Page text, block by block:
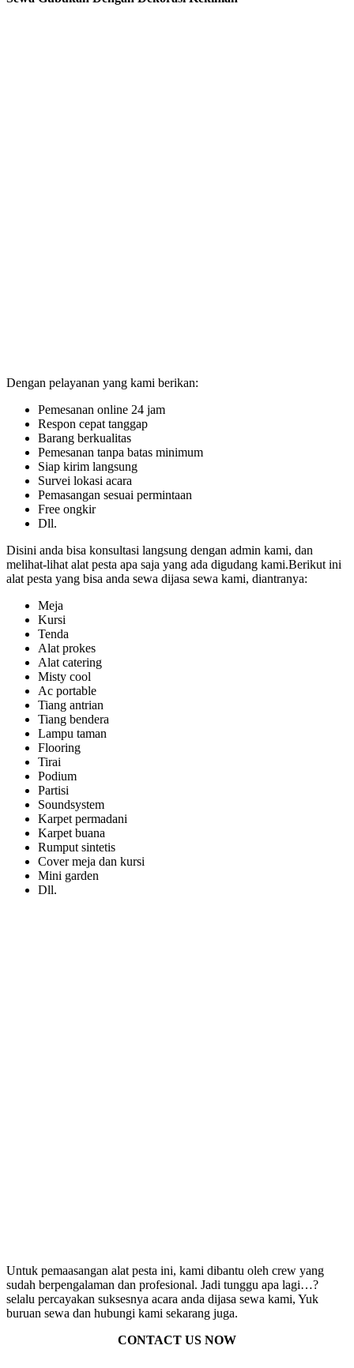
Dengan pelayanan yang kami berikan:
Pemesanan online 24 jam
Respon cepat tanggap
Barang berkualitas
Pemesanan tanpa batas minimum
Siap kirim langsung
Survei lokasi acara
Pemasangan sesuai permintaan
Free ongkir
Dll.
Disini anda bisa konsultasi langsung dengan admin kami, dan
melihat-lihat alat pesta apa saja yang ada digudang kami.Berikut ini
alat pesta yang bisa anda sewa dijasa sewa kami, diantranya:
Meja
Kursi
Tenda
Alat prokes
Alat catering
Misty cool
Ac portable
Tiang antrian
Tiang bendera
Lampu taman
Flooring
Tirai
Podium
Partisi
Soundsystem
Karpet permadani
Karpet buana
Rumput sintetis
Cover meja dan kursi
Mini garden
Dll.
Untuk pemaasangan alat pesta ini, kami dibantu oleh crew yang
sudah berpengalaman dan profesional. Jadi tunggu apa lagi…?
selalu percayakan suksesnya acara anda dijasa sewa kami, Yuk
buruan sewa dan hubungi kami sekarang juga.
CONTACT US NOW